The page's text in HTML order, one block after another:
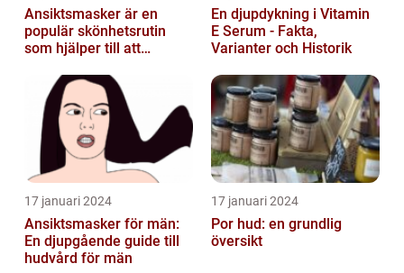
Ansiktsmasker är en
populär skönhetsrutin
som hjälper till att
huden
En djupdykning i Vitamin
E Serum - Fakta,
Varianter och Historik
17 januari 2024
Ansiktsmasker för män:
En djupgående guide till
hudvård för män
17 januari 2024
Por hud: en grundlig
översikt